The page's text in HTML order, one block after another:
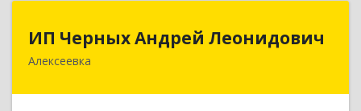
ИП Черных Андрей Леонидович
Алексеевка
ИП Черных Андрей Леонидович
309850, Белгородская обл, Алексеевский р-н,